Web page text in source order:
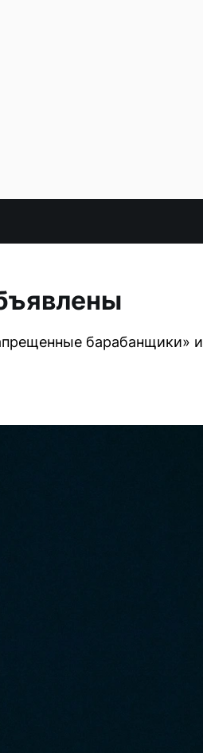
барабанщики» и